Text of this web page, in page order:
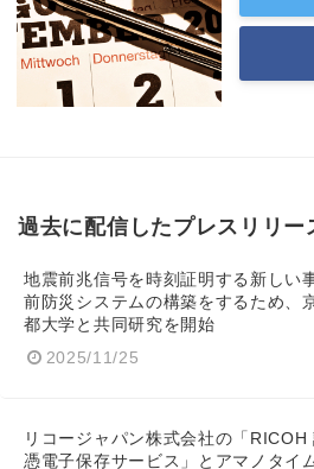
過去に配信したプレスリリー
地震前兆信号を時刻証明する新しい
前防災システムの構築をするため、
都大学と共同研究を開始
2025/11/25
リコージャパン株式会社の「RICOH
憑電子保存サービス」とアマノタイ